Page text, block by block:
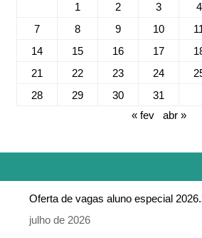
1 2 3 4
7
8 9 10
14
15 16 17
21
22 23 24
28
29 30
31
« fev
abr »
Oferta de vagas aluno especial
julho de 2026